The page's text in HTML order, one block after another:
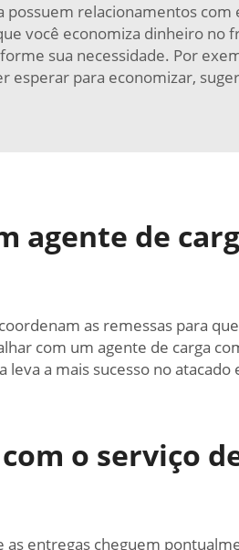
relacionamentos
você economiza dinheiro
sua necessidade. Por
esperar para economizar,
agente de
as remessas para
com um agente de carga
a mais sucesso no
o serviço
entregas cheguem